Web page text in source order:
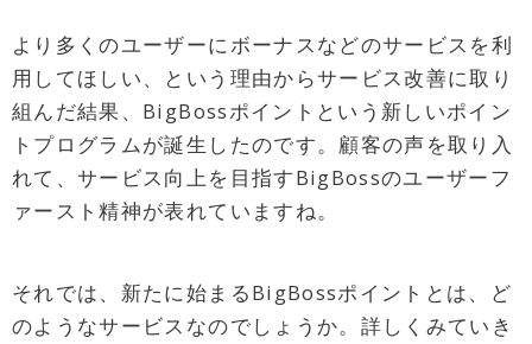
より多くのユーザーにボーナスなどのサービスを利
用してほしい、という理由からサービス改善に取り
組んだ結果、BigBossポイントという新しいポイン
トプログラムが誕生したのです。顧客の声を取り入
れて、サービス向上を目指すBigBossのユーザーフ
ァースト精神が表れていますね。
それでは、新たに始まるBigBossポイントとは、ど
のようなサービスなのでしょうか。詳しくみていき